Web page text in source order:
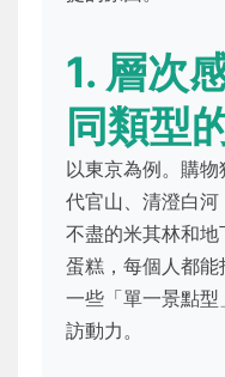
1. 層次
同類型
以東京為例。購
代官山、清澄白
不盡的米其林和
蛋糕，每個人都
一些「單一景點
訪動力。